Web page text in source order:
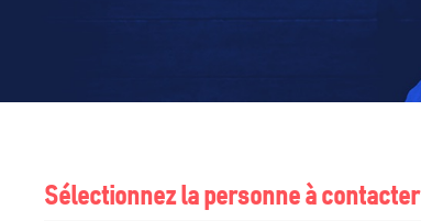
Sélectionnez la personne à contacter